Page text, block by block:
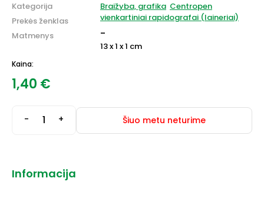
Kategorija
Prekės ženklas
Matmenys
Braižyba, grafika Centropen
vienkartiniai rapidografai (laineriai)
-
13 x 1 x 1 cm
Kaina:
1,40 €
- + Šiuo metu neturime
Informacija